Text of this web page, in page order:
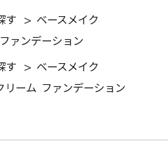
す > ベースメイク
ァンデーション
す > ベースメイク
リーム ファンデーション